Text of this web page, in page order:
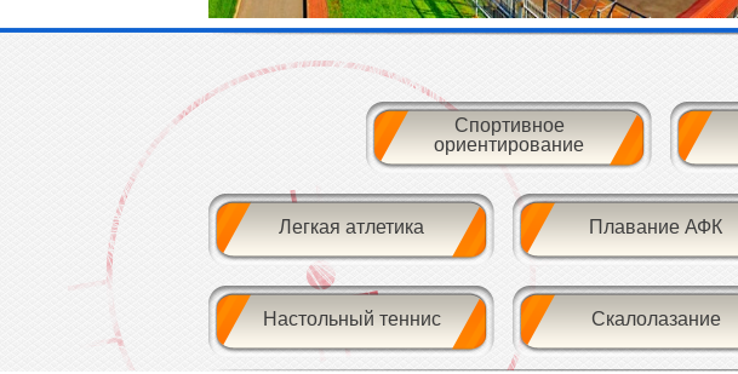
Спортивное
ориентирование
Легкая атлетика Плавание АФК
Настольный теннис Скалолазание